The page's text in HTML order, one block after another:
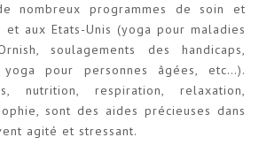
nombreux programmes de soin et
aux Etats-Unis (yoga pour maladies
soulagements des handicaps,
pour personnes âgées, etc…).
nutrition, respiration, relaxation,
sont des aides précieuses dans
agité et stressant.